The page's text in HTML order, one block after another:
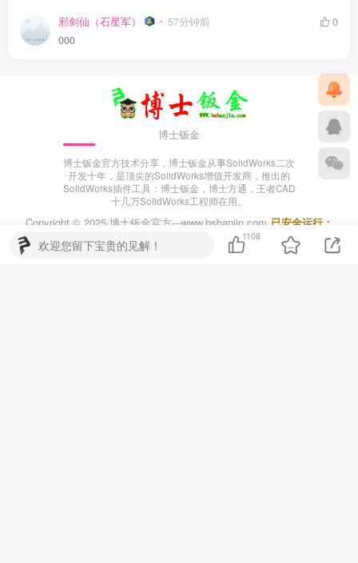
邪剑仙（石星军） 57分钟前
0
000
博士钣金
博士钣金官方技术分享，博士钣金从事SolidWorks二次
开发十年，是顶尖的SolidWorks增值开发商，推出的
SolidWorks插件工具：博士钣金，博士方通，王者CAD
十几万SolidWorks工程师在用。
Copyright © 2025·博士钣金官方---www.bsbanjin.com 已安全运行：
粤公网安备44060602002845号
欢迎您留下宝贵的见解！
1108